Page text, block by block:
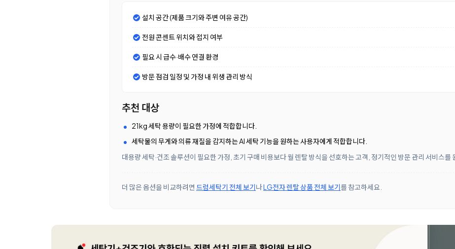
설치 공간 (제품 크기와 주변 여유 공간)
전원 콘센트 위치와 접지 여부
필요 시 급수·배수 연결 환경
방문 점검 일정 및 가정 내 위생 관리 방식
추천 대상
21kg 세탁 용량이 필요한 가정에 적합합니다.
세탁물의 무게와 의류 재질을 감지하는 AI 세탁 기능을 원하는 사용자에게 적합합니다.
대용량 세탁·건조 솔루션이 필요한 가정, 초기 구매 비용보다 월 렌탈 방식을 선호하는 고객, 정기적인 방문 관리 서비스를
더 많은 옵션을 비교하려면 드럼세탁기 전체 보기나LG전자 렌탈 상품 전체 보기를 참고하세요.